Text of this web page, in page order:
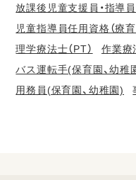
放課後児童支援員・指導員
児童指導員任用資格（療育
理学療法士（PT）
作業療
バス運転手(保育園、幼稚
用務員(保育園、幼稚園)